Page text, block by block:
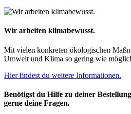
Wir arbeiten klimabewusst.
Mit vielen konkreten ökologischen
Umwelt und Klima so gering wie
Hier findest du weitere Informationen.
Benötigst du Hilfe zu deiner
gerne deine Fragen.